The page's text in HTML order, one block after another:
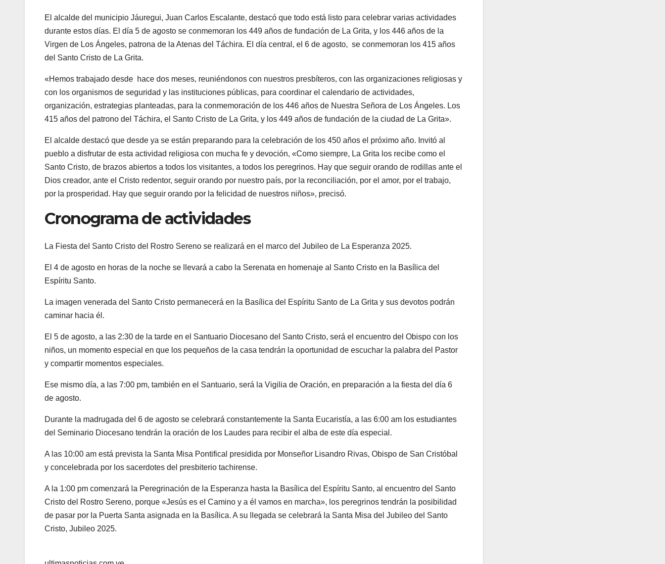
El alcalde del municipio Jáuregui, Juan Carlos Escalante, destacó que todo está listo para celebrar varias actividades
durante estos días. El día 5 de agosto se conmemoran los 449 años de fundación de La Grita, y los 446 años de la
Virgen de Los Ángeles, patrona de la Atenas del Táchira. El día central, el 6 de agosto, se conmemoran los 415 años
del Santo Cristo de La Grita.
«Hemos trabajado desde hace dos meses, reuniéndonos con nuestros presbíteros, con las organizaciones religiosas y
con los organismos de seguridad y las instituciones públicas, para coordinar el calendario de actividades,
organización, estrategias planteadas, para la conmemoración de los 446 años de Nuestra Señora de Los Ángeles. Los
415 años del patrono del Táchira, el Santo Cristo de La Grita, y los 449 años de fundación de la ciudad de La Grita».
El alcalde destacó que desde ya se están preparando para la celebración de los 450 años el próximo año. Invitó al
pueblo a disfrutar de esta actividad religiosa con mucha fe y devoción, «Como siempre, La Grita los recibe como el
Santo Cristo, de brazos abiertos a todos los visitantes, a todos los peregrinos. Hay que seguir orando de rodillas ante el
Dios creador, ante el Cristo redentor, seguir orando por nuestro país, por la reconciliación, por el amor, por el trabajo,
por la prosperidad. Hay que seguir orando por la felicidad de nuestros niños», precisó.
Cronograma de actividades
La Fiesta del Santo Cristo del Rostro Sereno se realizará en el marco del Jubileo de La Esperanza 2025.
El 4 de agosto en horas de la noche se llevará a cabo la Serenata en homenaje al Santo Cristo en la Basílica del
Espíritu Santo.
La imagen venerada del Santo Cristo permanecerá en la Basílica del Espíritu Santo de La Grita y sus devotos podrán
caminar hacia él.
El 5 de agosto, a las 2:30 de la tarde en el Santuario Diocesano del Santo Cristo, será el encuentro del Obispo con los
niños, un momento especial en que los pequeños de la casa tendrán la oportunidad de escuchar la palabra del Pastor
y compartir momentos especiales.
Ese mismo día, a las 7:00 pm, también en el Santuario, será la Vigilia de Oración, en preparación a la fiesta del día 6
de agosto.
Durante la madrugada del 6 de agosto se celebrará constantemente la Santa Eucaristía, a las 6:00 am los estudiantes
del Seminario Diocesano tendrán la oración de los Laudes para recibir el alba de este día especial.
A las 10:00 am está prevista la Santa Misa Pontifical presidida por Monseñor Lisandro Rivas, Obispo de San Cristóbal
y concelebrada por los sacerdotes del presbiterio tachirense.
A la 1:00 pm comenzará la Peregrinación de la Esperanza hasta la Basílica del Espíritu Santo, al encuentro del Santo
Cristo del Rostro Sereno, porque «Jesús es el Camino y a él vamos en marcha», los peregrinos tendrán la posibilidad
de pasar por la Puerta Santa asignada en la Basílica. A su llegada se celebrará la Santa Misa del Jubileo del Santo
Cristo, Jubileo 2025.